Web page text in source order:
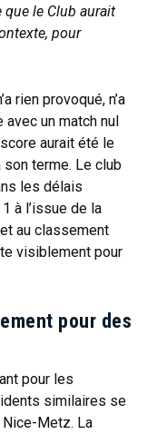
le Club aurait
pour
rien provoqué, n’a
un match nul
aurait été le
terme. Le club
les délais
à l’issue de la
au classement
visiblement pour
pour des
pour les
similaires se
Nice-Metz. La